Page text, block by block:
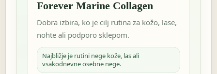
Forever Marine Collagen
Dobra izbira, ko je cilj rutina za kožo, lase,
nohte ali podporo sklepom.
Najbližje je rutini nege kože, las ali
vsakodnevne osebne nege.